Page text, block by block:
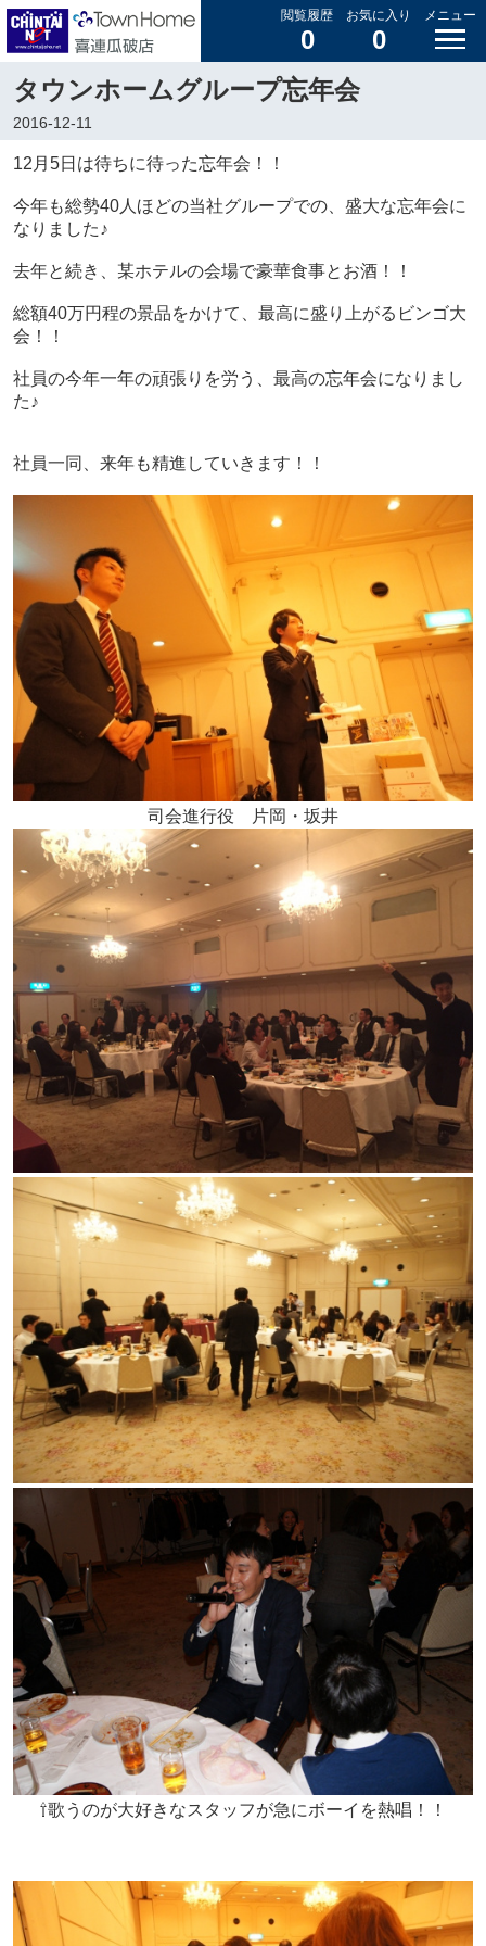
閲覧履歴
0
お気に入り
0
メニュー
タウンホームグループ忘年会
2016-12-11
12月5日は待ちに待った忘年会！！
今年も総勢40人ほどの当社グループでの、盛大な忘年会に
なりました♪
去年と続き、某ホテルの会場で豪華食事とお酒！！
総額40万円程の景品をかけて、最高に盛り上がるビンゴ大
会！！
社員の今年一年の頑張りを労う、最高の忘年会になりまし
た♪
社員一同、来年も精進していきます！！
司会進行役 片岡・坂井
⇧歌うのが大好きなスタッフが急にボーイを熱唱！！